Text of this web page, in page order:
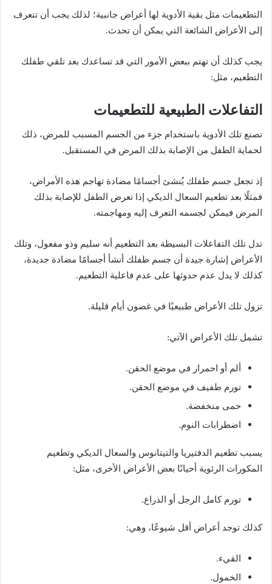
التطعيمات مثل بقية الأدوية لها أعراض جانبية؛ لذلك يجب أن تتعرف
إلى الأعراض الشائعة التي يمكن أن تحدث.
يجب كذلك أن تهتم ببعض الأمور التي قد تساعدك بعد تلقي طفلك
التطعيم، مثل:
التفاعلات الطبيعية للتطعيمات
تصنع تلك الأدوية باستخدام جزء من الجسم المسبب للمرض، ذلك
لحماية الطفل من الإصابة بذلك المرض في المستقبل.
إذ تجعل جسم طفلك يُنشئ أجسامًا مضادة تهاجم هذه الأمراض،
فمثلًا بعد تطعيم السعال الديكي إذا تعرض الطفل للإصابة بذلك
المرض فيمكن لجسمه التعرف إليه ومهاجمته.
تدل تلك التفاعلات البسيطة بعد التطعيم أنه سليم وذو مفعول، وتلك
الأعراض إشارة جيدة أن جسم طفلك أنشأ أجسامًا مضادة جديدة،
كذلك لا يدل عدم حدوثها على عدم فاعلية التطعيم.
تزول تلك الأعراض طبيعيًا في غضون أيام قليلة.
تشمل تلك الأعراض الآتي:
ألم أو احمرار في موضع الحقن.
تورم طفيف في موضع الحقن.
حمى منخفضة.
اضطرابات النوم.
يسبب تطعيم الدفتيريا والتيتانوس والسعال الديكي وتطعيم
المكورات الرئوية أحيانًا بعض الأعراض الأخرى، مثل:
تورم كامل الرجل أو الذراع.
كذلك توجد أعراض أقل شيوعًا، وهي:
القيء.
الخمول.